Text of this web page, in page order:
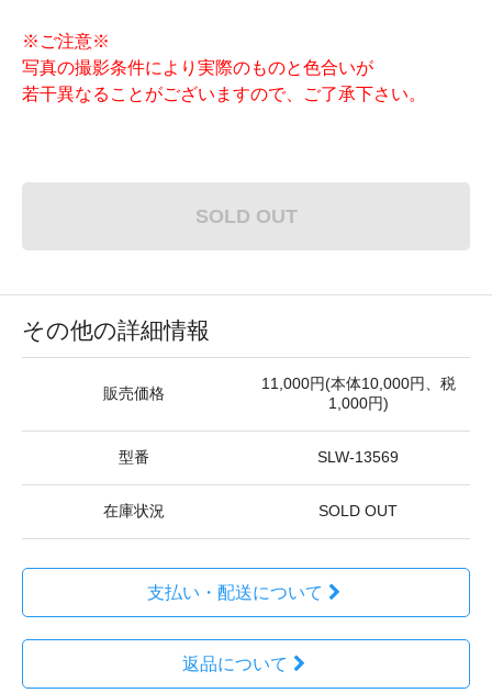
※ご注意※
写真の撮影条件により実際のものと色合いが
若干異なることがございますので、ご了承下さい。
SOLD OUT
その他の詳細情報
販売価格
11,000円(本体10,000円、税
1,000円)
型番 SLW-13569
在庫状況 SOLD OUT
支払い・配送について
返品について